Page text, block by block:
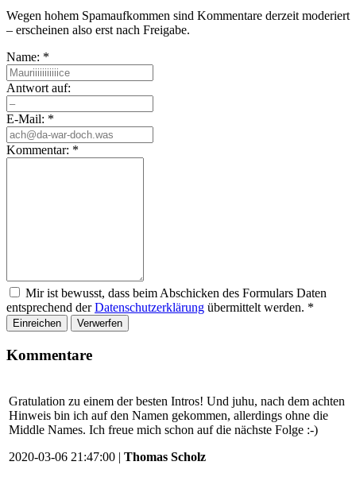
Wegen hohem Spamaufkommen sind Kommentare derzeit moderiert
– erscheinen also erst nach Freigabe.
Name: *
Antwort auf:
E-Mail: *
Kommentar: *
Mir ist bewusst, dass beim Abschicken des Formulars Daten
entsprechend derDatenschutzerklärung übermittelt werden. *
Einreichen Verwerfen
Kommentare
Gratulation zu einem der besten Intros! Und juhu, nach dem achten
Hinweis bin ich auf den Namen gekommen, allerdings ohne die
Middle Names. Ich freue mich schon auf die nächste Folge :-)
2020-03-06 21:47:00 | Thomas Scholz